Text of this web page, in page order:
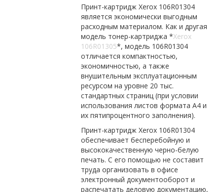
Принт-картридж Xerox 106R01304
является экономически выгодным
расходным материалом. Как и другая
модель тонер-картриджа *Xerox
106R01305*, модель 106R01304
отличается компактностью,
экономичностью, а также
внушительным эксплуатационным
ресурсом на уровне 20 тыс.
стандартных страниц (при условии
использования листов формата А4 и
их пятипроцентного заполнения).
Принт-картридж Xerox 106R01304
обеспечивает бесперебойную и
высококачественную черно-белую
печать. С его помощью не составит
труда организовать в офисе
электронный документооборот и
распечатать деловую документацию,